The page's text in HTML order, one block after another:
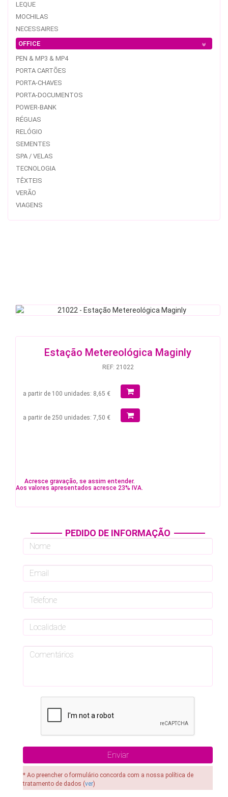
LEQUE
MOCHILAS
NECESSAIRES
OFFICE
PEN & MP3 & MP4
PORTA CARTÕES
PORTA-CHAVES
PORTA-DOCUMENTOS
POWER-BANK
RÉGUAS
RELÓGIO
SEMENTES
SPA / VELAS
TECNOLOGIA
TÊXTEIS
VERÃO
VIAGENS
Estação Metereológica Maginly
REF: 21022
a partir de 100 unidades: 8,65 €
a partir de 250 unidades: 7,50 €
Acresce gravação, se assim entender.
Aos valores apresentados acresce 23% IVA.
PEDIDO DE INFORMAÇÃO
* Ao preencher o formulário concorda com a nossa política de
tratamento de dados (ver)